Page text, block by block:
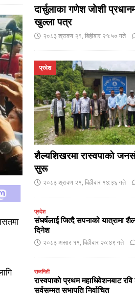
दार्चुलाका गणेश जाेशी
खुल्ला पत्र
२०८३ श्रावण २१, बिहीबार २१:५० गते
शैल्यशिखरमा रास्वपाकाे
सुरू
प्रदेश
२०८३ श्रावण २१, बिहीबार १४:३६ गते
प्रदेश
संघर्षलाई जित्दै सपनाको यात्रामा
दिनेश
२०८३ असार ११, बिहीबार २०:४९ गते
राजनिती
रास्वपाको प्रथम महाधिवेशनबाट रवि
सर्वसम्मत सभापति निर्वाचित